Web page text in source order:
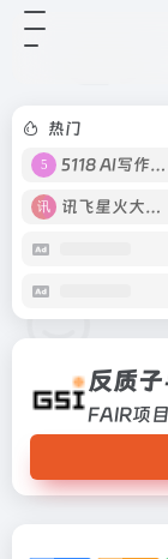
热门
5118 AI写作工具
讯飞星火大模型
反质
器FAIR项目将
速器